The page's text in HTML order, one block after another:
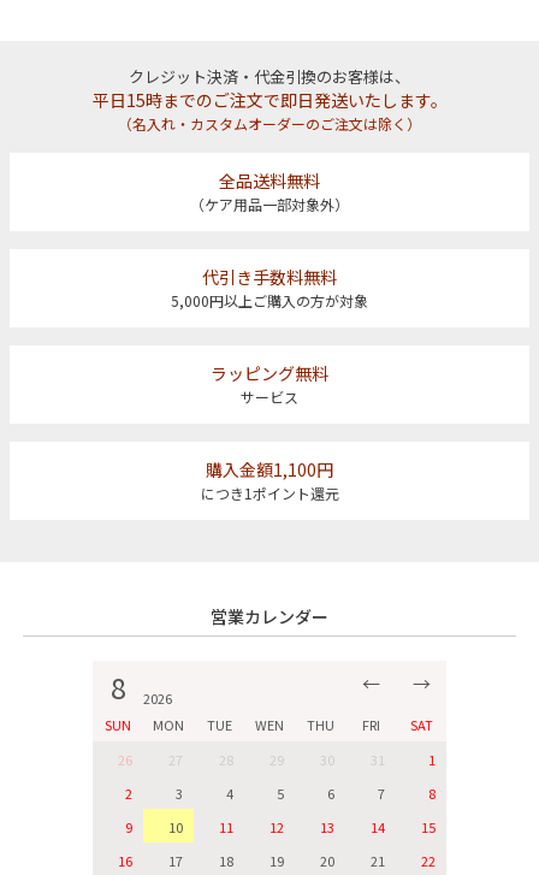
クレジット決済・代金引換のお客様は、
平日15時までのご注文で即日発送いたします。
（名入れ・カスタムオーダーのご注文は除く）
全品送料無料
（ケア用品一部対象外）
代引き手数料無料
5,000円以上ご購入の方が対象
ラッピング無料
サービス
購入金額1,100円
につき1ポイント還元
営業カレンダー
8 2026
← →
SUN MON TUE WEN THU FRI
SAT
26
27 28 29 30 31
1
2
3 4 5 6 7
8
9
10 11 12 13 14
15
16
17 18 19 20 21
22